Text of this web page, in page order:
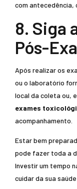
com antecedência,
8. Siga
Pós-
Após realizar os
ou o laboratório
local da coleta ou,
exames
acompanhamento.
Estar bem
pode fazer toda a
Investir um tempo
cuidar da sua